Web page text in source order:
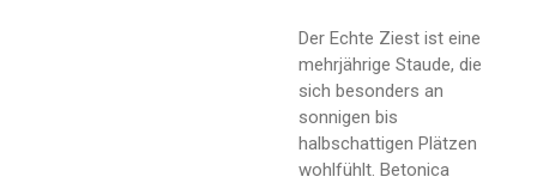
Der Echte Ziest ist eine
mehrjährige Staude, die
sich besonders an
sonnigen bis
halbschattigen Plätzen
wohlfühlt. Betonica